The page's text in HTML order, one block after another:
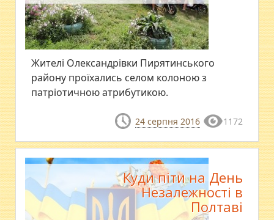
Жителі Олександрівки Пирятинського
району проїхались селом колоною з
патріотичною атрибутикою.
24 серпня 2016 1172
Куди піти на День
Незалежності в
Полтаві